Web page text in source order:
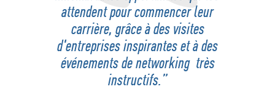
attendent pour commencer leur
carrière, grâce à des visites
d'entreprises inspirantes et à des
événements de networking très
instructifs.”